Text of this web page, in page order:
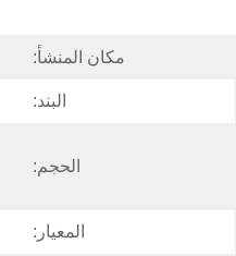
مكان المنشأ:
البند:
الحجم:
المعيار: